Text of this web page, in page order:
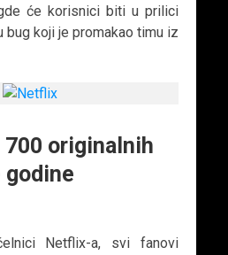
će korisnici biti u prilici
bug koji je promakao timu iz
originalnih
godine
Netflix-a, svi fanovi